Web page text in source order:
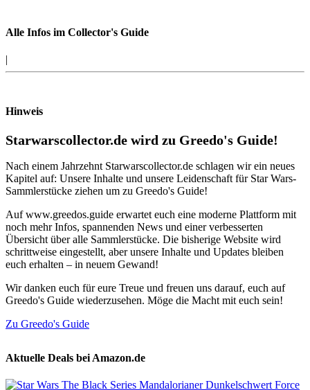
Alle Infos im Collector's Guide
|
Hinweis
Starwarscollector.de wird zu Greedo's Guide!
Nach einem Jahrzehnt Starwarscollector.de schlagen wir ein neues
Kapitel auf: Unsere Inhalte und unsere Leidenschaft für Star Wars-
Sammlerstücke ziehen um zu Greedo's Guide!
Auf www.greedos.guide erwartet euch eine moderne Plattform mit
noch mehr Infos, spannenden News und einer verbesserten
Übersicht über alle Sammlerstücke. Die bisherige Website wird
schrittweise eingestellt, aber unsere Inhalte und Updates bleiben
euch erhalten – in neuem Gewand!
Wir danken euch für eure Treue und freuen uns darauf, euch auf
Greedo's Guide wiederzusehen. Möge die Macht mit euch sein!
Zu Greedo's Guide
Aktuelle Deals bei Amazon.de